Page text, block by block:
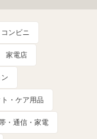
ンビニ
家電店
・ケア用品
・通信・家電